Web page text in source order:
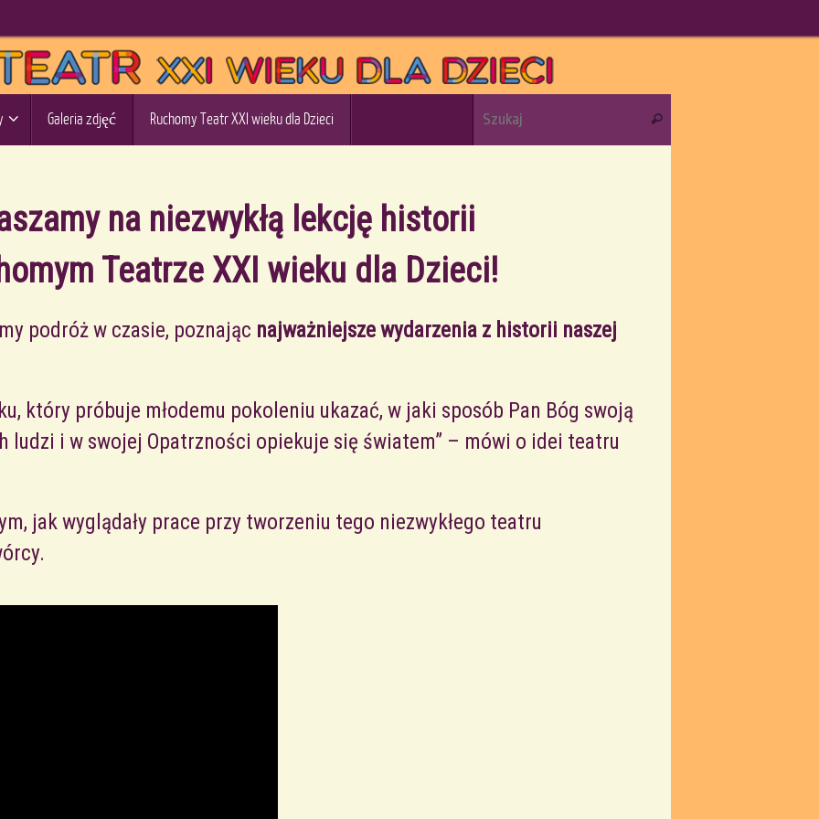
Opatrzności
Galeria zdjęć Ruchomy Teatr XXI wieku dla Dzieci Szukaj
na niezwykłą lekcję historii
Teatrze XXI wieku dla Dzieci!
podróż w czasie, poznając najważniejsze wydarzenia z historii naszej
który próbuje młodemu pokoleniu ukazać, w jaki sposób Pan Bóg swoją
ludzi i w swojej Opatrzności opiekuje się światem” – mówi o idei teatru
jak wyglądały prace przy tworzeniu tego niezwykłego teatru